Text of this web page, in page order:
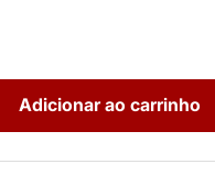
Adicionar ao carrinho